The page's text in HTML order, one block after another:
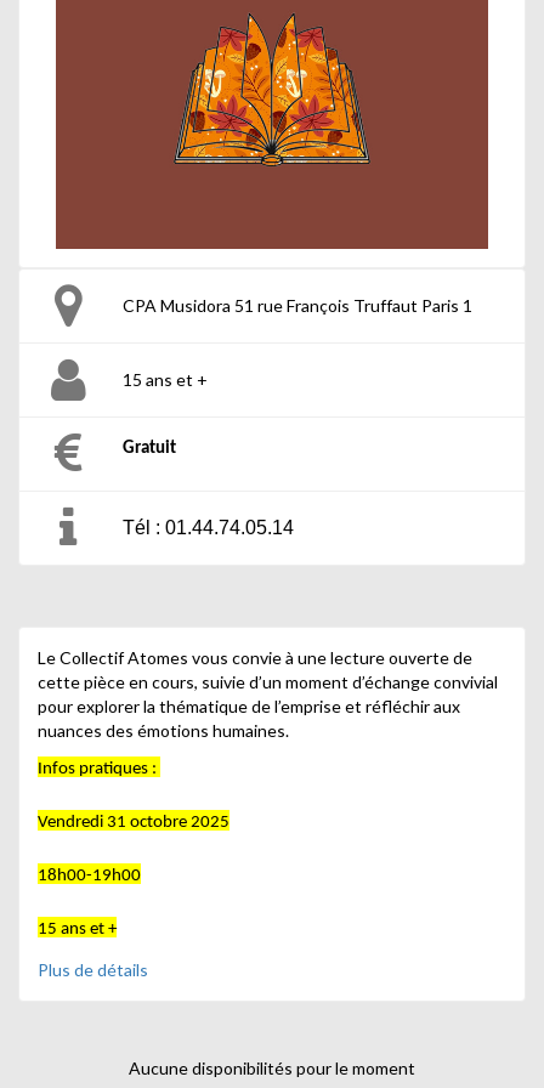
CPA Musidora 51 rue François Truffaut Paris 1
15 ans et +
Gratuit
Tél : 01.44.74.05.14
Le Collectif Atomes vous convie à une lecture ouverte de
cette pièce en cours, suivie d’un moment d’échange convivial
pour explorer la thématique de l’emprise et réfléchir aux
nuances des émotions humaines.
15 ans et +
Plus de détails
Aucune disponibilités pour le moment